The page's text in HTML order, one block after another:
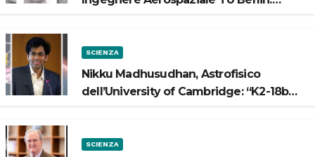
SCIENZA
Nikku Madhusudhan, Astrofisico
dell’University of Cambridge: “K2-18b
SCIENZA